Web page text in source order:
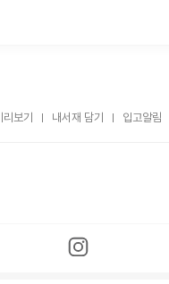
리보기 내서재 담기 입고알림